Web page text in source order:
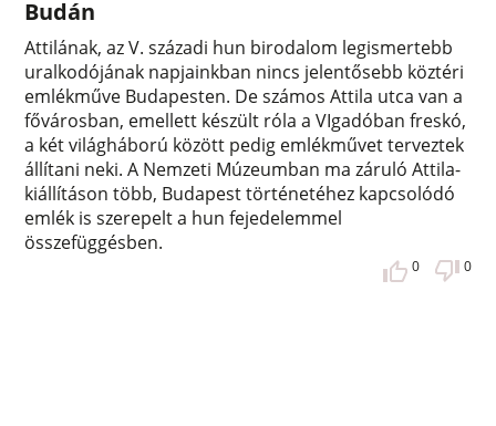
Budán
Attilának, az V. századi hun birodalom legismertebb
uralkodójának napjainkban nincs jelentősebb köztéri
emlékműve Budapesten. De számos Attila utca van a
fővárosban, emellett készült róla a VIgadóban freskó,
a két világháború között pedig emlékművet terveztek
állítani neki. A Nemzeti Múzeumban ma záruló Attila-
kiállításon több, Budapest történetéhez kapcsolódó
emlék is szerepelt a hun fejedelemmel
összefüggésben.
0 0